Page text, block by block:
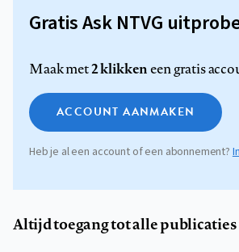
Gratis Ask NTVG
Maak met2 klikkeneen gratis
ACCOUNT AANMAKEN
Heb je al een account of een abonnement?
Altijd toegang tot alle publicaties